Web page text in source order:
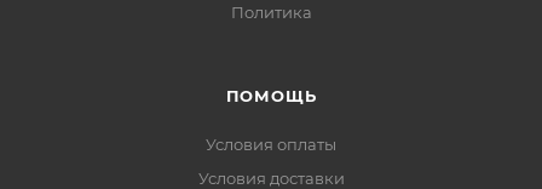
Политика
ПОМОЩЬ
Условия оплаты
Условия доставки